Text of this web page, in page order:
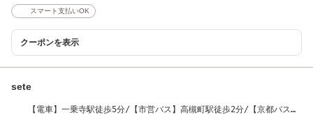
スマート支払いOK
クーポンを表示
sete
【電車】一乗寺駅徒歩5分/【市営バス】高槻町駅徒歩2分/【京都バス】